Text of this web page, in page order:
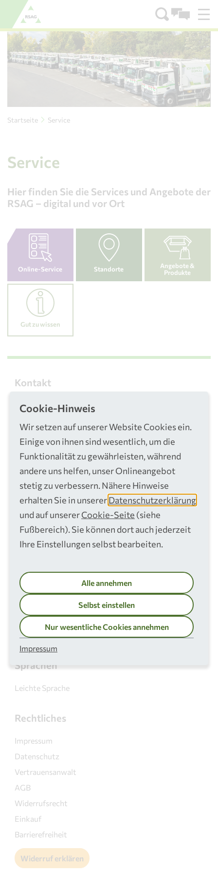
Zum Menü
Zum Inhalt
Startseite Service
Service
Hier finden Sie die Services und Angebote der
RSAG – digital und vor Ort
Online-Service Standorte
Angebote &
Produkte
Gut zu wissen
Kontakt
Kundenberatung
Terminservice
02241 306 306
info@rsag.de
Mo – Do
8:30 – 16:30 Uhr
Fr
8:30 – 15:00 Uhr
RSAG-App
Sprachen
Leichte Sprache
Rechtliches
Impressum
Datenschutz
Vertrauensanwalt
AGB
Widerrufsrecht
Einkauf
Barrierefreiheit
Widerruf erklären
Cookie-Hinweis
Wir setzen auf unserer Website Cookies ein.
Einige von ihnen sind wesentlich, um die
Funktionalität zu gewährleisten, während
andere uns helfen, unser Onlineangebot
stetig zu verbessern. Nähere Hinweise
erhalten Sie in unsererDatenschutzerklärung
und auf unsererCookie-Seite (siehe
Fußbereich). Sie können dort auch jederzeit
Ihre Einstellungen selbst bearbeiten.
Alle annehmen
Selbst einstellen
Nur wesentliche Cookies annehmen
Impressum